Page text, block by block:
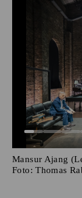
Mansur Ajang
Foto: Thomas